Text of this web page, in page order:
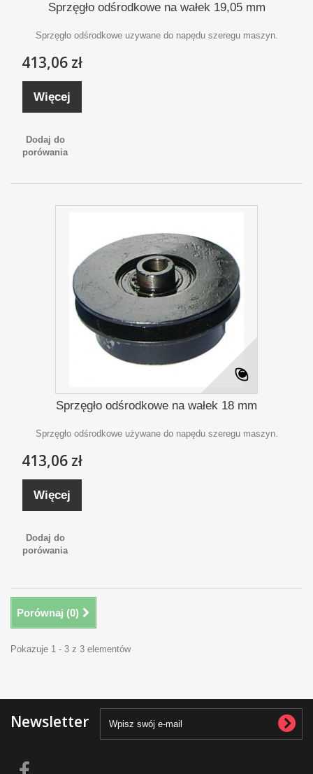
Sprzęgło odśrodkowe na wałek 19,05 mm
Sprzęgło odśrodkowe uzywane do napędu szeregu maszyn.
413,06 zł
Więcej
Dodaj do
porówania
Sprzęgło odśrodkowe na wałek 18 mm
Sprzęgło odśrodkowe używane do napędu szeregu maszyn.
413,06 zł
Więcej
Dodaj do
porówania
Porównaj (0)
Pokazuje 1 - 3 z 3 elementów
Newsletter